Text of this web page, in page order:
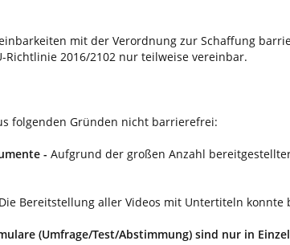
mit der Verordnung zur Schaffung
Richtlinie 2016/2102 nur teilweise vereinbar.
folgenden Gründen nicht barrierefrei:
- Aufgrund der großen Anzahl
Die Bereitstellung aller Videos mit Untertiteln
(Umfrage/Test/Abstimmung) sind nur in